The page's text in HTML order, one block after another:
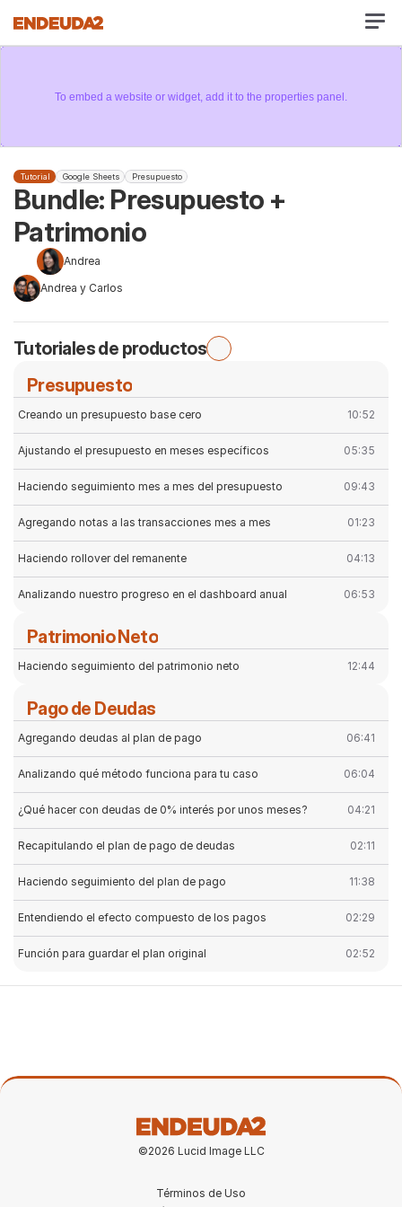
To embed a website or widget, add it to the properties panel.
Tutorial Google Sheets Presupuesto
Bundle: Presupuesto +
Patrimonio
Andrea
Andrea y Carlos
Tutoriales de productos
Presupuesto
Creando un presupuesto base cero 10:52
Ajustando el presupuesto en meses específicos 05:35
Haciendo seguimiento mes a mes del presupuesto 09:43
Agregando notas a las transacciones mes a mes 01:23
Haciendo rollover del remanente 04:13
Analizando nuestro progreso en el dashboard anual 06:53
Patrimonio Neto
Haciendo seguimiento del patrimonio neto 12:44
Pago de Deudas
Agregando deudas al plan de pago 06:41
Analizando qué método funciona para tu caso 06:04
¿Qué hacer con deudas de 0% interés por unos meses? 04:21
Recapitulando el plan de pago de deudas 02:11
Haciendo seguimiento del plan de pago 11:38
Entendiendo el efecto compuesto de los pagos 02:29
Función para guardar el plan original 02:52
©2026 Lucid Image LLC
Términos de Uso